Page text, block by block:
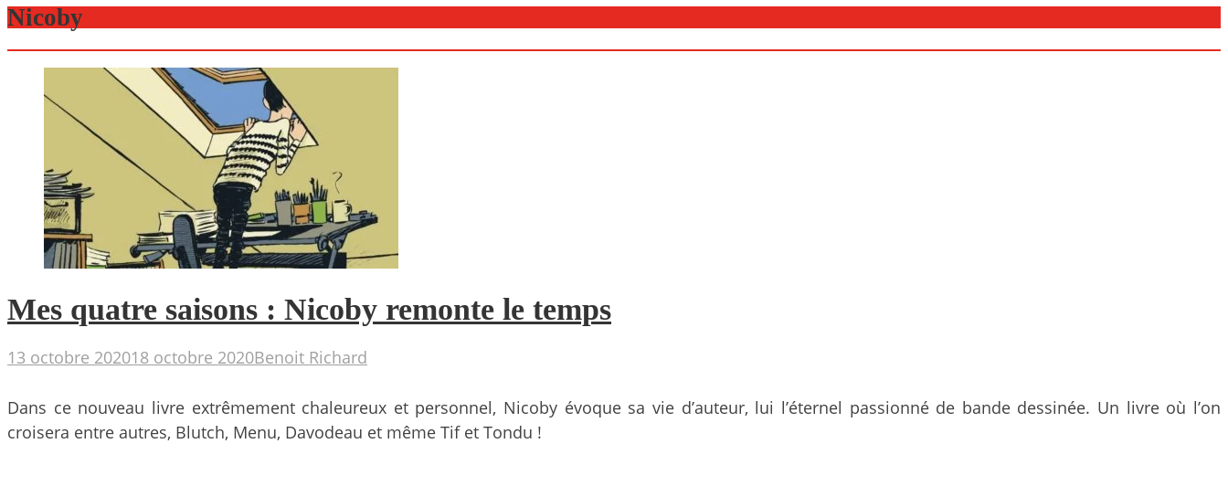
Nicoby
Mes quatre saisons : Nicoby remonte le temps
13 octobre 202018 octobre 2020Benoit Richard
Dans ce nouveau livre extrêmement chaleureux et personnel, Nicoby évoque sa vie d’auteur, lui l’éternel passionné de bande dessinée. Un livre où l’on
croisera entre autres, Blutch, Menu, Davodeau et même Tif et Tondu !